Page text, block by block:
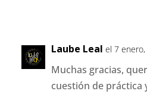
Laube Leal el 7
Muchas gracias,
cuestión de práctica